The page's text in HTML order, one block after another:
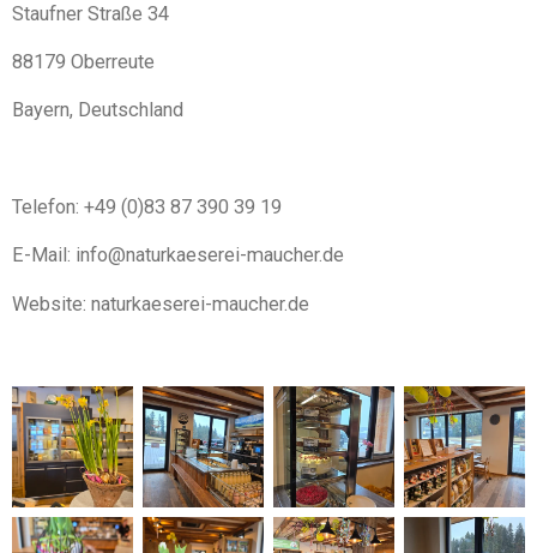
Staufner Straße 34
88179 Oberreute
Bayern, Deutschland
Telefon: +49 (0)83 87 390 39 19
E-Mail: info@naturkaeserei-maucher.de
Website: naturkaeserei-maucher.de